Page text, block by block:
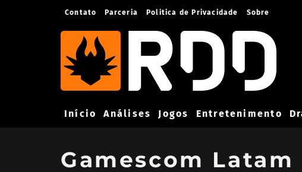
Contato Parceria Politica de Privacidade Sobre
Início Análises Jogos Entretenimento
Gamescom Latam